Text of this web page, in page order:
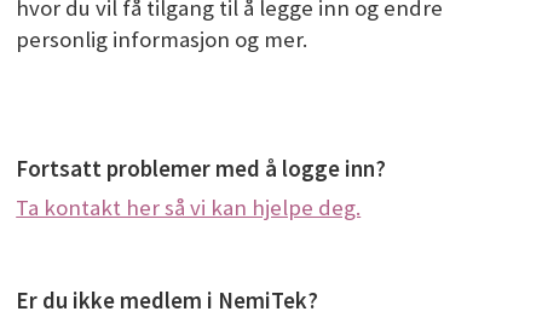
hvor du vil få tilgang til å legge inn og endre
personlig informasjon og mer.
Fortsatt problemer med å logge inn?
Ta kontakt her så vi kan hjelpe deg.
Er du ikke medlem i NemiTek?